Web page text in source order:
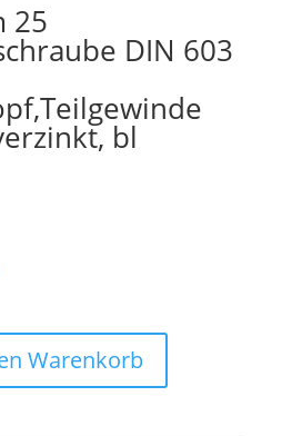
25
DIN 603
bl
Warenkorb